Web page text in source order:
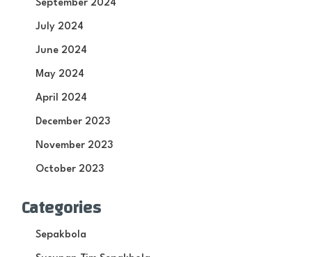
September 2024
July 2024
June 2024
May 2024
April 2024
December 2023
November 2023
October 2023
Categories
Sepakbola